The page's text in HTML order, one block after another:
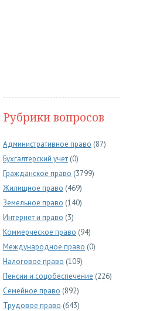
Рубрики вопросов
Административное право (87)
Бухгалтерский учет (0)
Гражданское право (3799)
Жилищное право (469)
Земельное право (140)
Интернет и право (3)
Коммерческое право (94)
Международное право (0)
Налоговое право (109)
Пенсии и соцобеспечение (226)
Семейное право (892)
Трудовое право (643)